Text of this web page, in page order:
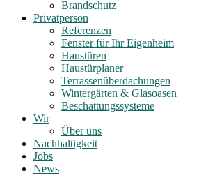
Brandschutz
Privatperson
Referenzen
Fenster für Ihr Eigenheim
Haustüren
Haustürplaner
Terrassenüberdachungen
Wintergärten & Glasoasen
Beschattungssysteme
Wir
Über uns
Nachhaltigkeit
Jobs
News